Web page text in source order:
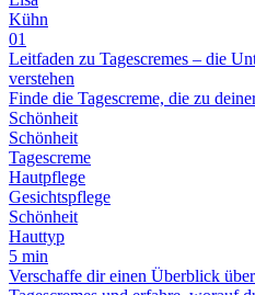
Kühn
01
Leitfaden zu Tagescremes – die
verstehen
Finde die Tagescreme, die zu
Schönheit
Schönheit
Tagescreme
Hautpflege
Gesichtspflege
Schönheit
Hauttyp
5 min
Verschaffe dir einen Überblick